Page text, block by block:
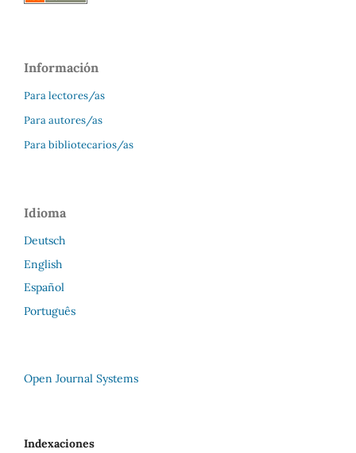
Información
Para lectores/as
Para autores/as
Para bibliotecarios/as
Idioma
Deutsch
English
Español
Português
Open Journal Systems
Indexaciones